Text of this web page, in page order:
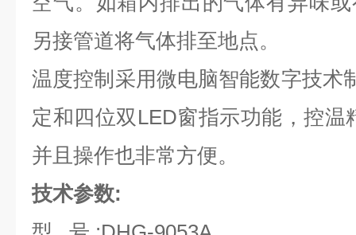
另接管道将气体排至地点。
温度控制采用微电脑智能数字技术
定和四位双LED窗指示功能，控温
并且操作也非常方便。
技术参数: